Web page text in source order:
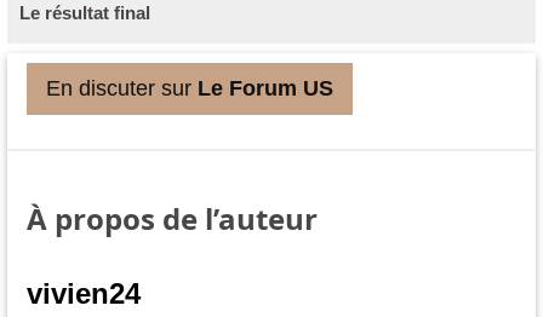
Le résultat final
En discuter sur Le Forum US
À propos de l’auteur
vivien24